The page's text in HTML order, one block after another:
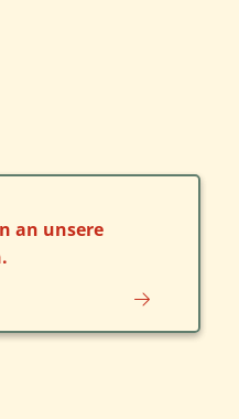
an unsere